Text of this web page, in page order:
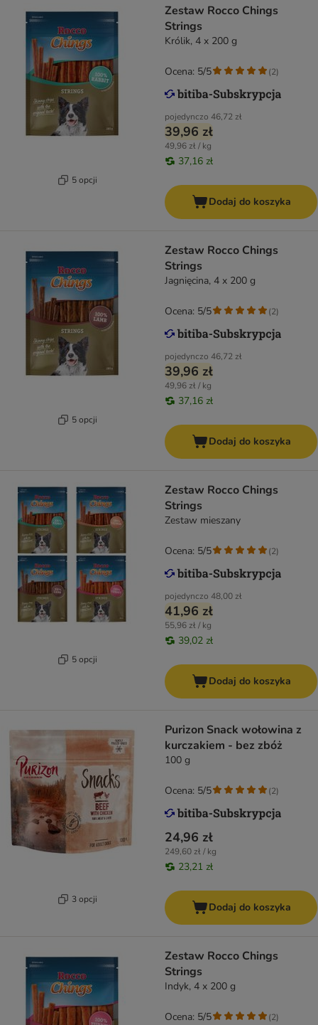
5 opcji
Zestaw Rocco Chings
Strings
Królik, 4 x 200 g
pojedynczo 46,72 zł
39,96 zł
49,96 zł / kg
37,16 zł
Ocena: 5/5 (2)
Dodaj do koszyka
5 opcji
Zestaw Rocco Chings
Strings
Jagnięcina, 4 x 200 g
pojedynczo 46,72 zł
39,96 zł
49,96 zł / kg
37,16 zł
Ocena: 5/5 (2)
Dodaj do koszyka
5 opcji
Zestaw Rocco Chings
Strings
Zestaw mieszany
pojedynczo 48,00 zł
41,96 zł
55,96 zł / kg
39,02 zł
Ocena: 5/5 (2)
Dodaj do koszyka
3 opcji
Purizon Snack wołowina z
kurczakiem - bez zbóż
100 g
24,96 zł
249,60 zł / kg
23,21 zł
Ocena: 5/5 (2)
Dodaj do koszyka
Zestaw Rocco Chings
Strings
Indyk, 4 x 200 g
Ocena: 5/5 (2)